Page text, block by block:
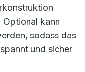
Optional kann
sodass das
und sicher